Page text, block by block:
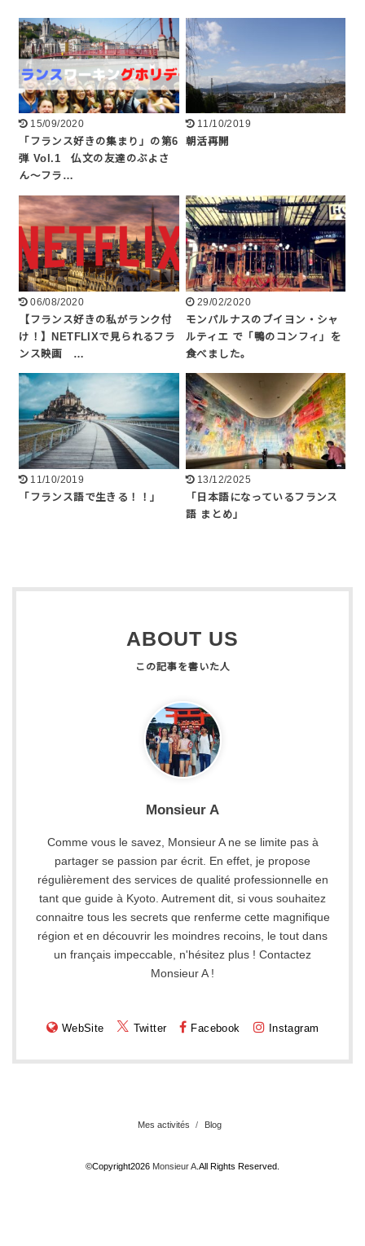
15/09/2020
「フランス好きの集まり」の第6
弾 Vol.1 仏文の友達のぶよさ
ん〜フラ…
11/10/2019
朝活再開
06/08/2020
【フランス好きの私がランク付
け！】NETFLIXで見られるフラ
ンス映画 …
29/02/2020
モンパルナスのブイヨン・シャ
ルティエ で「鴨のコンフィ」を
食べました。
11/10/2019
「フランス語で生きる！！」
13/12/2025
「日本語になっているフランス
語 まとめ」
ABOUT US
Monsieur A
Comme vous le savez, Monsieur A ne se limite pas à
partager se passion par écrit. En effet, je propose
régulièrement des services de qualité professionnelle en
tant que guide à Kyoto. Autrement dit, si vous souhaitez
connaitre tous les secrets que renferme cette magnifique
région et en découvrir les moindres recoins, le tout dans
un français impeccable, n'hésitez plus ! Contactez
Monsieur A !
WebSite Twitter Facebook Instagram
Mes activités Blog
©Copyright2026 Monsieur A.All Rights Reserved.